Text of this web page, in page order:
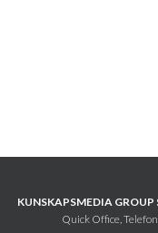
KUNSKAPSMEDIA
Quick Office,